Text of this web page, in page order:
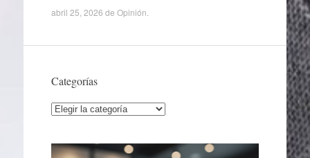
abril 25, 2026 de Opinión
Categorías
Categorías